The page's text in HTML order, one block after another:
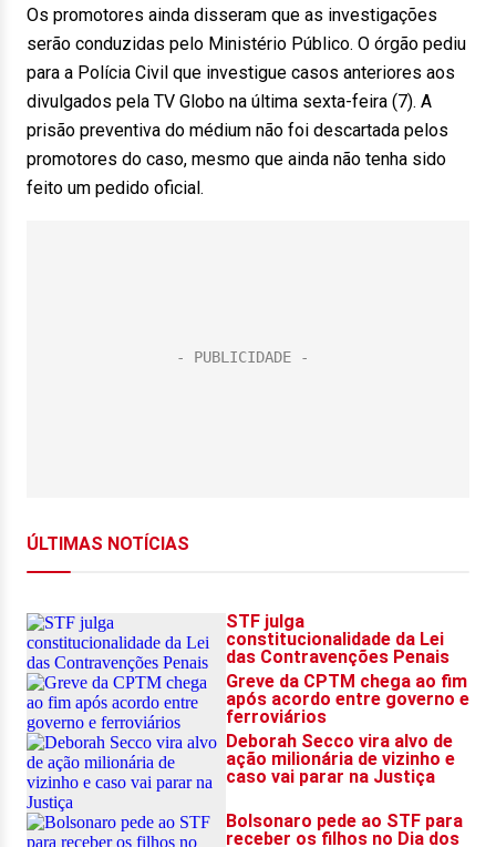
Os promotores ainda disseram que as investigações
serão conduzidas pelo Ministério Público. O órgão pediu
para a Polícia Civil que investigue casos anteriores aos
divulgados pela TV Globo na última sexta-feira (7). A
prisão preventiva do médium não foi descartada pelos
promotores do caso, mesmo que ainda não tenha sido
feito um pedido oficial.